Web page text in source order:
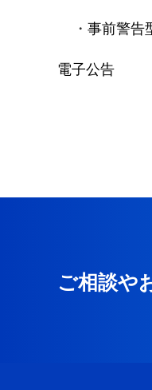
事前警告
電子公告
ご相談や